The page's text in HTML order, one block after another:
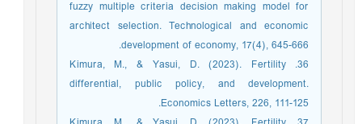
fuzzy multiple criteria decision making model for
architect selection. Technological and economic
development of economy, 17(4), 645-666.
36. Kimura, M., & Yasui, D. (2023). Fertility
differential, public policy, and development.
Economics Letters, 226, 111-125.